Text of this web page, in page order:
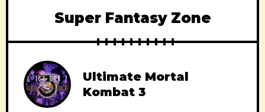
Super Fantasy Zone
Ultimate Mortal
Kombat 3